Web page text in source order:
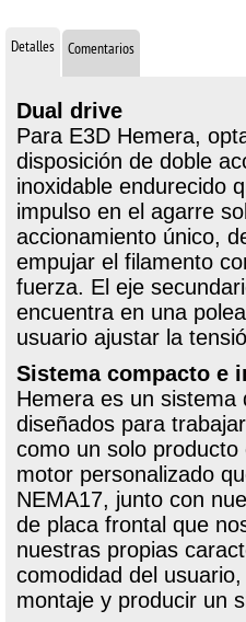
Detalles Comentarios
Dual drive
Para E3D Hemera,
disposición de doble
inoxidable endurecido
impulso en el agarre
accionamiento único,
empujar el filamento
fuerza. El eje
encuentra en una
usuario ajustar la
Sistema compacto e
Hemera es un sistema
diseñados para
como un solo producto
motor personalizado
NEMA17, junto con
de placa frontal que
nuestras propias
comodidad del
montaje y producir un